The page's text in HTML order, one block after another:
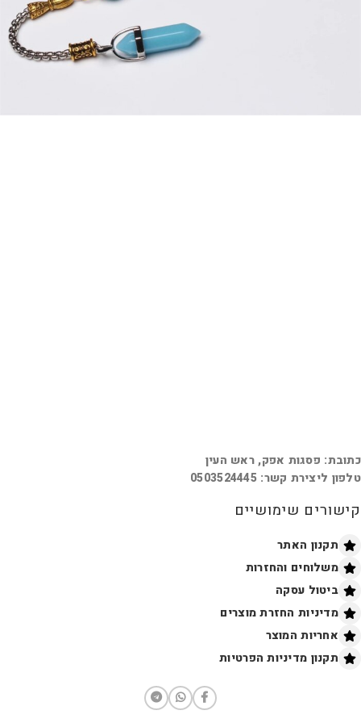
כתובת: פסגות אפק, ראש העין
טלפון ליצירת קשר: 0503524445
קישורים שימושיים
תקנון האתר
משלוחים והחזרות
ביטול עסקה
מדיניות החזרת מוצרים
אחריות המוצר
תקנון מדיניות הפרטיות